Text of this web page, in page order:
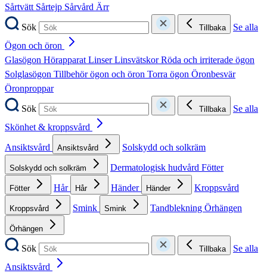
Sårtvätt Sårtejp Sårvård Ärr
Sök
Tillbaka
Se alla
Ögon och öron
Glasögon HörapparatLinserLinsvätskorRöda och irriterade ögon
Solglasögon Tillbehör ögon och öron Torra ögon Öronbesvär
Öronproppar
Sök
Tillbaka
Se alla
Skönhet & kroppsvård
Ansiktsvård
Ansiktsvård Solskydd och solkräm
Solskydd och solkräm Dermatologisk hudvård Fötter
Fötter Hår Hår Händer Händer Kroppsvård
Kroppsvård Smink Smink Tandblekning Örhängen
Örhängen
Sök Tillbaka
Se alla
Ansiktsvård